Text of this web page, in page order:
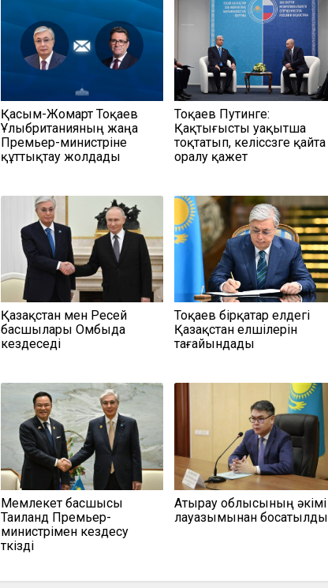
Қасым-Жомарт Тоқаев
Ұлыбританияның жаңа
Премьер-министріне
құттықтау жолдады
Тоқаев Путинге:
Қақтығысты уақытша
тоқтатып, келіссөзге қайта
оралу қажет
Қазақстан мен Ресей
басшылары Омбыда
кездеседі
Тоқаев бірқатар елдегі
Қазақстан елшілерін
тағайындады
Мемлекет басшысы
Таиланд Премьер-
министрімен кездесу
өткізді
Атырау облысының әкімі
лауазымынан босатылды